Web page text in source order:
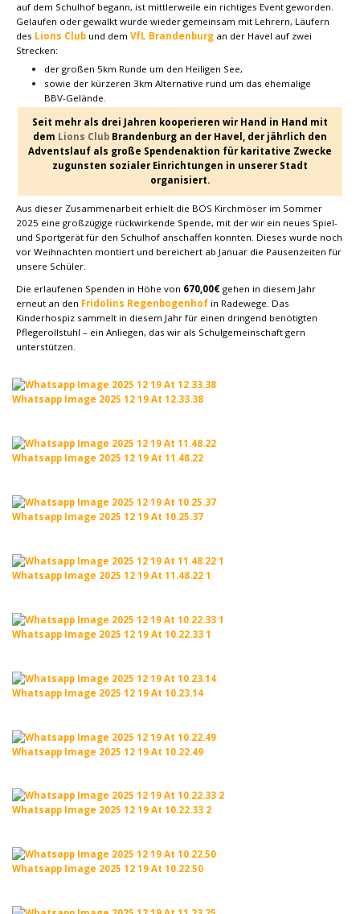
auf dem Schulhof begann, ist mittlerweile ein richtiges Event geworden.
Gelaufen oder gewalkt wurde wieder gemeinsam mit Lehrern, Läufern
des Lions Club und dem VfL Brandenburg an der Havel auf zwei
Strecken:
der großen 5km Runde um den Heiligen See,
sowie der kürzeren 3km Alternative rund um das ehemalige
BBV-Gelände.
Seit mehr als drei Jahren kooperieren wir Hand in Hand mit
dem Lions Club Brandenburg an der Havel, der jährlich den
Adventslauf als große Spendenaktion für karitative Zwecke
zugunsten sozialer Einrichtungen in unserer Stadt
organisiert.
Aus dieser Zusammenarbeit erhielt die BOS Kirchmöser im Sommer
2025 eine großzügige rückwirkende Spende, mit der wir ein neues Spiel-
und Sportgerät für den Schulhof anschaffen konnten. Dieses wurde noch
vor Weihnachten montiert und bereichert ab Januar die Pausenzeiten für
unsere Schüler.
Die erlaufenen Spenden in Höhe von 670,00€ gehen in diesem Jahr
erneut an den Fridolins Regenbogenhof in Radewege. Das
Kinderhospiz sammelt in diesem Jahr für einen dringend benötigten
Pflegerollstuhl – ein Anliegen, das wir als Schulgemeinschaft gern
unterstützen.
Whatsapp Image 2025 12 19 At 12.33.38
Whatsapp Image 2025 12 19 At 11.48.22
Whatsapp Image 2025 12 19 At 10.25.37
Whatsapp Image 2025 12 19 At 11.48.22 1
Whatsapp Image 2025 12 19 At 10.22.33 1
Whatsapp Image 2025 12 19 At 10.23.14
Whatsapp Image 2025 12 19 At 10.22.49
Whatsapp Image 2025 12 19 At 10.22.33 2
Whatsapp Image 2025 12 19 At 10.22.50